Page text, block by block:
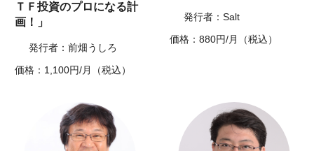
ＴＦ投資のプロになる計
画！」
発行者：前畑うしろ
価格：1,100円/月（税込）
発行者：Salt
価格：880円/月（税込）